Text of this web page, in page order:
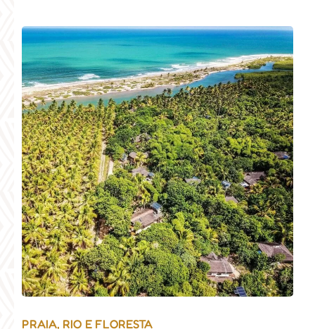
PRAIA, RIO E FLORESTA